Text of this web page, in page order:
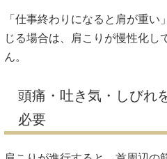
「仕事終わりになると肩が重
じる場合は、肩こりが慢性化し
ん。
頭痛・吐き気・しびれ
必要